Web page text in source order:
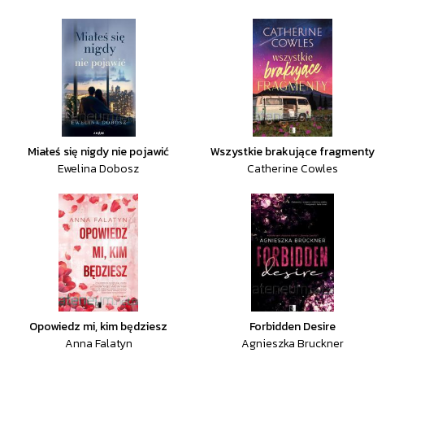
Miałeś się nigdy nie pojawić
Ewelina Dobosz
Wszystkie brakujące fragmenty
Catherine Cowles
Opowiedz mi, kim będziesz
Anna Falatyn
Forbidden Desire
Agnieszka Bruckner